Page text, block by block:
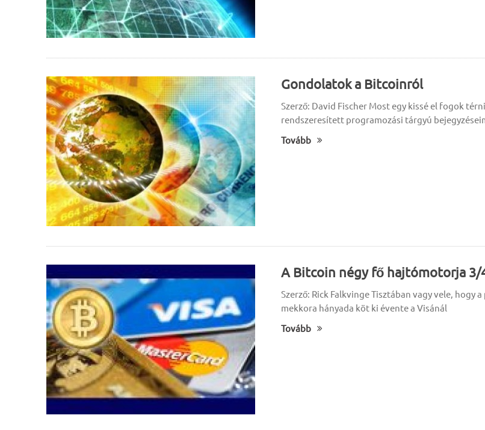
Gondolatok a Bitcoinról
Szerző: David Fischer Most egy kissé el fogok
rendszeresített programozási tárgyú
Tovább
A Bitcoin négy fő hajtómotorja 3/
Szerző: Rick Falkvinge Tisztában vagy vele, hogy a
mekkora hányada köt ki évente a Visánál
Tovább